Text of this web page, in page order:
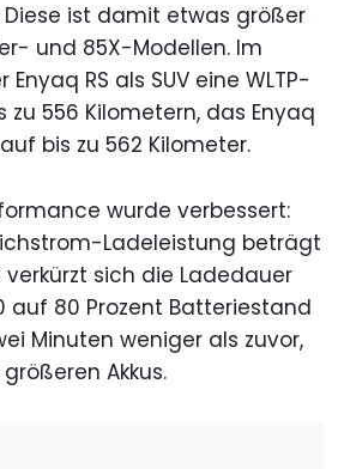
Diese ist damit etwas größer
und 85X-Modellen. Im
RS als SUV eine WLTP-
zu 556 Kilometern, das Enyaq
bis zu 562 Kilometer.
wurde verbessert:
Ladeleistung beträgt
verkürzt sich die Ladedauer
auf 80 Prozent Batteriestand
Minuten weniger als zuvor,
Akkus.